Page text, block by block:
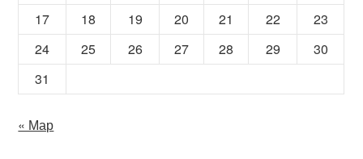
17
18 19 20 21 22
23
24
25 26 27 28 29
30
31
« Мар